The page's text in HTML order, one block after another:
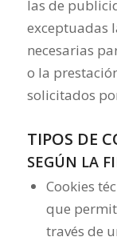
las de
exceptuadas
necesarias
o la
solicitados
TIPOS DE
SEGÚN LA
Cookies
que
través de